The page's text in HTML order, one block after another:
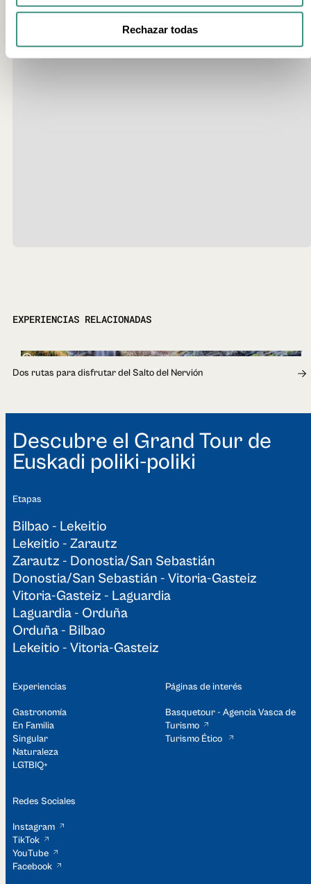
Rechazar todas
EXPERIENCIAS RELACIONADAS
4h
Dos rutas para disfrutar del Salto del Nervión
Etapas
Bilbao - Lekeitio
Lekeitio - Zarautz
Zarautz - Donostia/San Sebastián
Donostia/San Sebastián - Vitoria-Gasteiz
Vitoria-Gasteiz - Laguardia
Laguardia - Orduña
Orduña - Bilbao
Lekeitio - Vitoria-Gasteiz
Experiencias
Gastronomía
En Familia
Singular
Naturaleza
LGTBIQ+
Páginas de interés
Basquetour - Agencia Vasca de
Turismo
Turismo Ético
Redes Sociales
Instagram
TikTok
YouTube
Facebook
Descubre el Grand Tour de
Euskadi poliki-poliki